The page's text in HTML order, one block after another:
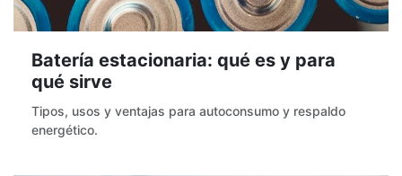
Batería estacionaria: qué es y para
qué sirve
Tipos, usos y ventajas para autoconsumo y respaldo
energético.